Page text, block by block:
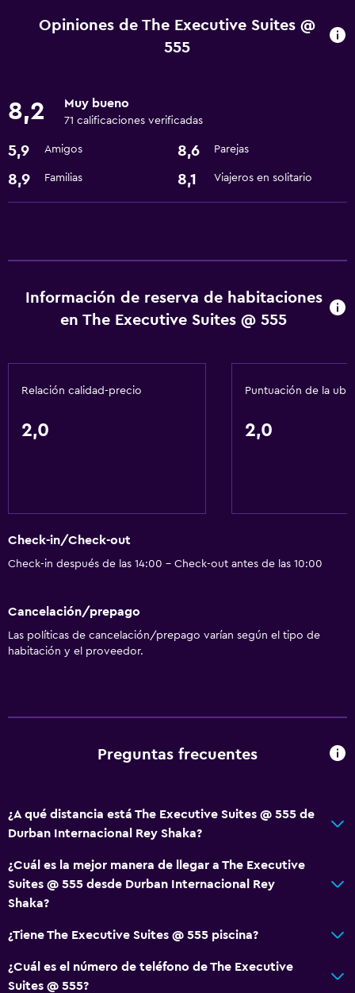
Aire acondicionado
Secador de pelo
Lavandería
Minibar
Caja fuerte
Opiniones de The Executive Suites @
555
8,2 Muy bueno
71 calificaciones verificadas
5,9 Amigos 8,6 Parejas
8,9 Familias 8,1 Viajeros en solitario
Información de reserva de habitaciones
en The Executive Suites @ 555
Relación calidad-precio
2,0
Puntuación de la
2,0
Check-in/Check-out
Check-in después de las 14:00 - Check-out antes de las 10:00
Cancelación/prepago
Las políticas de cancelación/prepago varían según el tipo de
habitación y el proveedor.
Preguntas frecuentes
¿A qué distancia está The Executive Suites @ 555 de
Durban Internacional Rey Shaka?
¿Cuál es la mejor manera de llegar a The Executive
Suites @ 555 desde Durban Internacional Rey
Shaka?
¿Tiene The Executive Suites @ 555 piscina?
¿Cuál es el número de teléfono de The Executive
Suites @ 555?